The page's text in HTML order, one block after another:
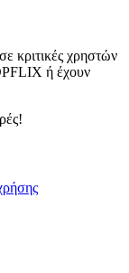
κριτικές χρηστών
ή έχουν